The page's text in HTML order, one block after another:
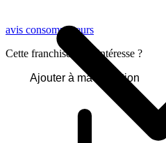
avis consommateurs
Cette franchise vous intéresse ?
Ajouter à ma sélection